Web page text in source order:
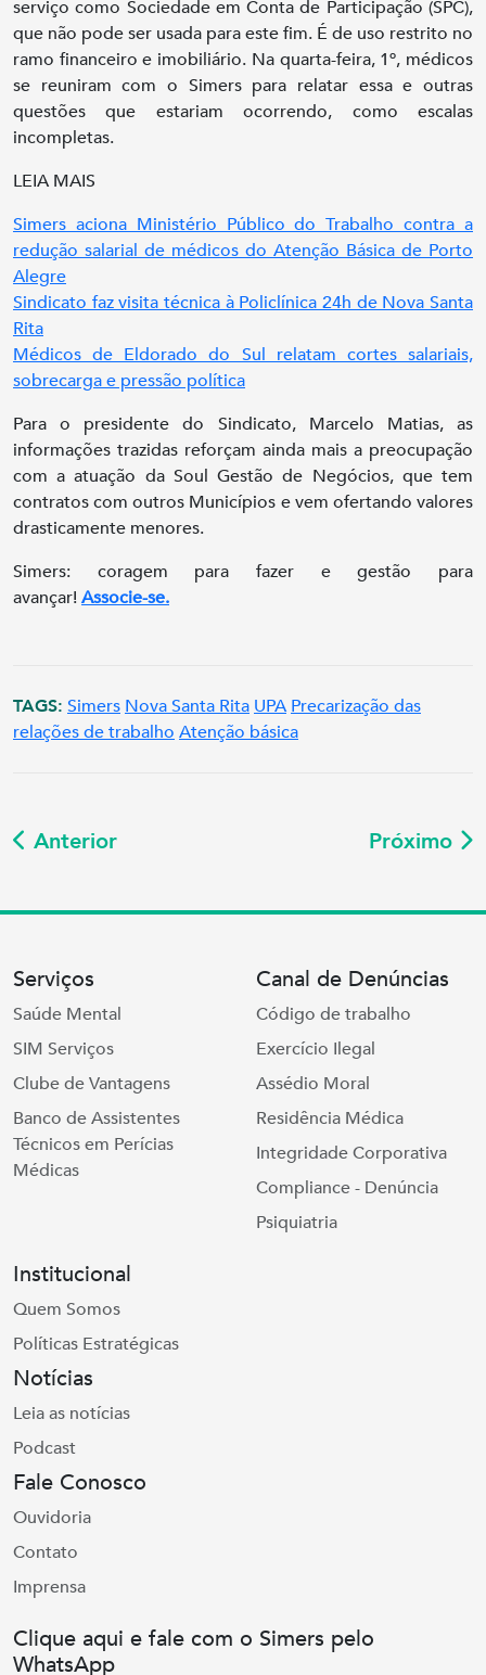
serviço como Sociedade em Conta de Participação (SPC),
que não pode ser usada para este fim. É de uso restrito no
ramo financeiro e imobiliário. Na quarta-feira, 1º, médicos
se reuniram com o Simers para relatar essa e outras
questões que estariam ocorrendo, como escalas
incompletas.
LEIA MAIS
Simers aciona Ministério Público do Trabalho contra a
redução salarial de médicos do Atenção Básica de Porto
Alegre
Sindicato faz visita técnica à Policlínica 24h de Nova Santa
Rita
Médicos de Eldorado do Sul relatam cortes salariais,
sobrecarga e pressão política
Para o presidente do Sindicato, Marcelo Matias, as
informações trazidas reforçam ainda mais a preocupação
com a atuação da Soul Gestão de Negócios, que tem
contratos com outros Municípios e vem ofertando valores
drasticamente menores.
Simers: coragem para fazer e gestão para
avançar!Associe-se.
TAGS: Simers Nova Santa Rita UPA Precarização das
relações de trabalho Atenção básica
Anterior Próximo
Serviços
Saúde Mental
SIM Serviços
Clube de Vantagens
Banco de Assistentes
Técnicos em Perícias
Médicas
Canal de Denúncias
Código de trabalho
Exercício Ilegal
Assédio Moral
Residência Médica
Integridade Corporativa
Compliance - Denúncia
Psiquiatria
Institucional
Quem Somos
Políticas Estratégicas
Notícias
Leia as notícias
Podcast
Fale Conosco
Ouvidoria
Contato
Imprensa
Clique aqui e fale com o Simers pelo
WhatsApp